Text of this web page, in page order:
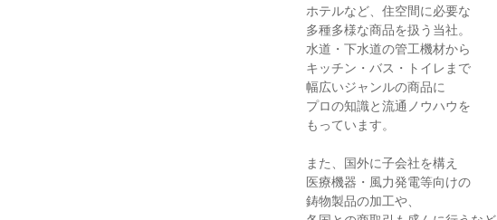
ホテルなど、住空間に必要な
多種多様な商品を扱う当社。
水道・下水道の管工機材から
キッチン・バス・トイレまで
幅広いジャンルの商品に
プロの知識と流通ノウハウを
もっています。
また、国外に子会社を構え
医療機器・風力発電等向けの
鋳物製品の加工や、